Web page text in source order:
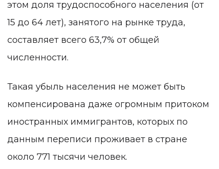
этом доля трудоспособного населения (от
15 до 64 лет), занятого на рынке труда,
составляет всего 63,7% от общей
численности.
Такая убыль населения не может быть
компенсирована даже огромным притоком
иностранных иммигрантов, которых по
данным переписи проживает в стране
около 771 тысячи человек.